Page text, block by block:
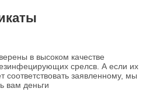
в высоком качестве
срелсв. А если их
соответствовать заявленному, мы
вам деньги